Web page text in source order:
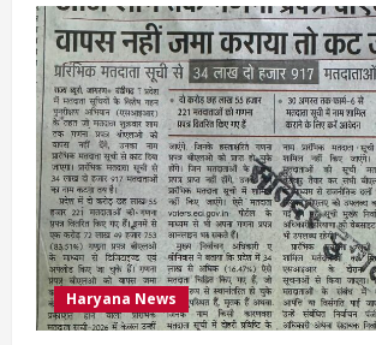
Haryana News